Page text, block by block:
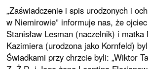
„Zaświadczenie i spis urodzonych i
w Niemirowie” informuje nas, że
Stanisław Lesman (naczelnik) i matka
Kazimiera (urodzona jako Kornfeld)
Świadkami przy chrzcie byli: „Wiktor